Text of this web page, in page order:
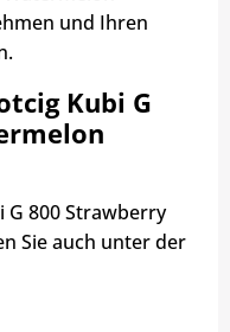
und Ihren
Kubi G
G 800 Strawberry
Sie auch unter der